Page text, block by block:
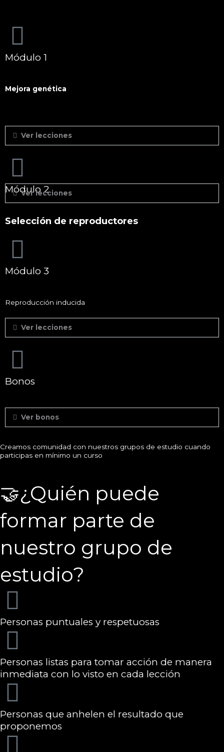
Módulo 1
Mejora genética
Ver lecciones
Módulo 2
Selección de reproductores
Ver lecciones
Módulo 3
Reproducción inducida
Ver lecciones
Bonos
Ver bonos
Creamos comunidad con nuestros grupos de estudio cuando
participas en mínimo un curso
🤝¿Quién puede
formar parte de
nuestro grupo de
estudio?
Personas puntuales y respetuosas
Personas listas para tomar acción de manera
inmediata con lo visto en cada lección
Personas que anhelen el resultado que
proponemos